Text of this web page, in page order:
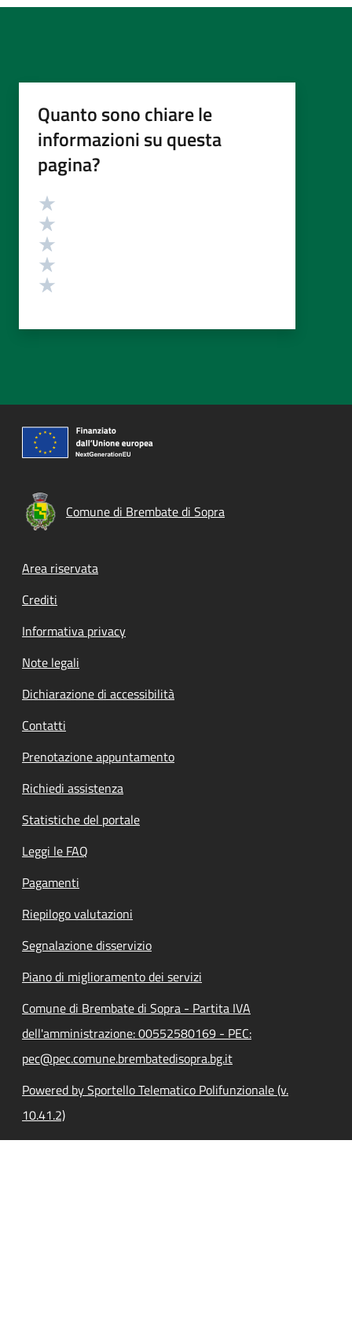
Quanto sono chiare le
informazioni su questa
pagina?
Valutazione
Comune di Brembate di Sopra
Footer menu
Area riservata
Crediti
Informativa privacy
Note legali
Dichiarazione di accessibilità
Contatti
Prenotazione appuntamento
Richiedi assistenza
Statistiche del portale
Leggi le FAQ
Pagamenti
Riepilogo valutazioni
Segnalazione disservizio
Piano di miglioramento dei servizi
Comune di Brembate di Sopra - Partita IVA
dell'amministrazione: 00552580169 - PEC:
pec@pec.comune.brembatedisopra.bg.it
Powered by Sportello Telematico Polifunzionale (v.
10.41.2)